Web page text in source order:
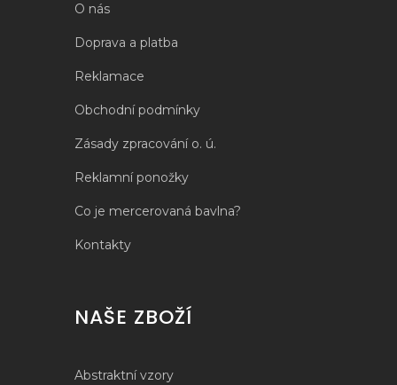
O nás
Doprava a platba
Reklamace
Obchodní podmínky
Zásady zpracování o. ú.
Reklamní ponožky
Co je mercerovaná bavlna?
Kontakty
NAŠE ZBOŽÍ
Abstraktní vzory